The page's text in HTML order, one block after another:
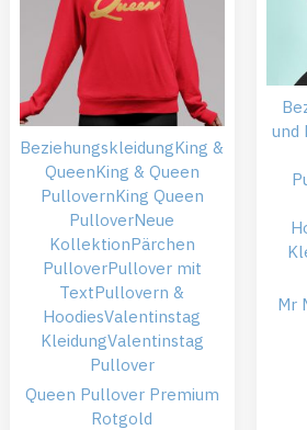
BeziehungskleidungKing &
QueenKing & Queen
PullovernKing Queen
PulloverNeue
KollektionPärchen
PulloverPullover mit
TextPullovern &
HoodiesValentinstag
KleidungValentinstag
Pullover
Queen Pullover Premium
Rotgold
und
Mr